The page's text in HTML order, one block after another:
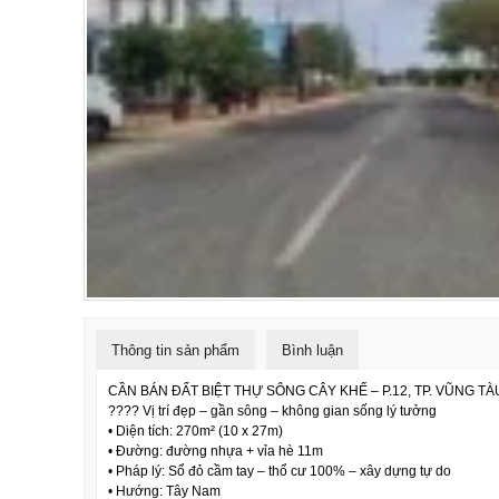
Thông tin sản phẩm Bình luận
CẦN BÁN ĐẤT BIỆT THỰ SÔNG CÂY KHẾ – P.12, TP. VŨNG
???? Vị trí đẹp – gần sông – không gian sống lý tưởng
• Diện tích: 270m² (10 x 27m)
• Đường: đường nhựa + vỉa hè 11m
• Pháp lý: Sổ đỏ cầm tay – thổ cư 100% – xây dựng tự do
• Hướng: Tây Nam